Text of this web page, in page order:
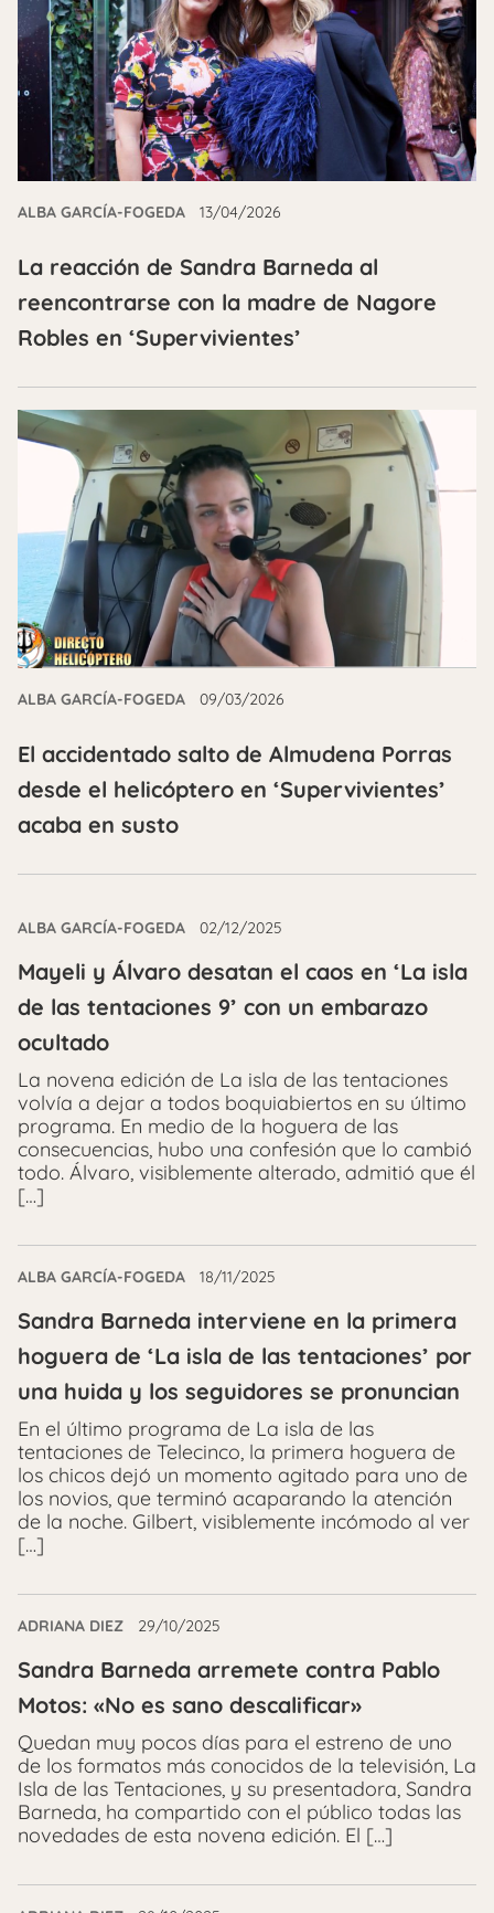
ALBA GARCÍA-FOGEDA 13/04/2026
La reacción de Sandra Barneda al
reencontrarse con la madre de Nagore
Robles en ‘Supervivientes’
ALBA GARCÍA-FOGEDA 09/03/2026
El accidentado salto de Almudena Porras
desde el helicóptero en ‘Supervivientes’
acaba en susto
ALBA GARCÍA-FOGEDA 02/12/2025
Mayeli y Álvaro desatan el caos en ‘La isla
de las tentaciones 9’ con un embarazo
ocultado
La novena edición de La isla de las tentaciones
volvía a dejar a todos boquiabiertos en su último
programa. En medio de la hoguera de las
consecuencias, hubo una confesión que lo cambió
todo. Álvaro, visiblemente alterado, admitió que él
[…]
ALBA GARCÍA-FOGEDA 18/11/2025
Sandra Barneda interviene en la primera
hoguera de ‘La isla de las tentaciones’ por
una huida y los seguidores se pronuncian
En el último programa de La isla de las
tentaciones de Telecinco, la primera hoguera de
los chicos dejó un momento agitado para uno de
los novios, que terminó acaparando la atención
de la noche. Gilbert, visiblemente incómodo al ver
[…]
ADRIANA DIEZ 29/10/2025
Sandra Barneda arremete contra Pablo
Motos: «No es sano descalificar»
Quedan muy pocos días para el estreno de uno
de los formatos más conocidos de la televisión, La
Isla de las Tentaciones, y su presentadora, Sandra
Barneda, ha compartido con el público todas las
novedades de esta novena edición. El […]